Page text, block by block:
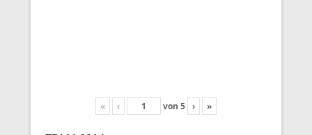
« ‹ von 5 › »